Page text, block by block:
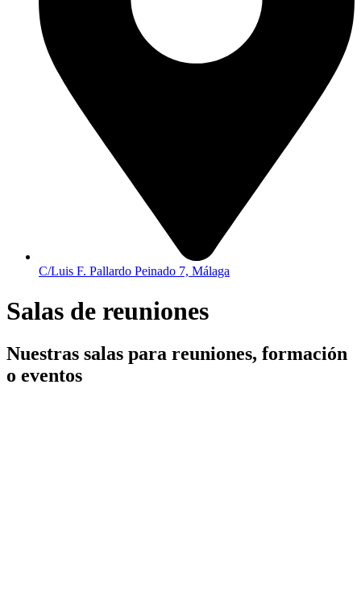
C/Luis F. Pallardo Peinado 7, Málaga
Salas de reuniones
Nuestras salas para reuniones, formación
o eventos